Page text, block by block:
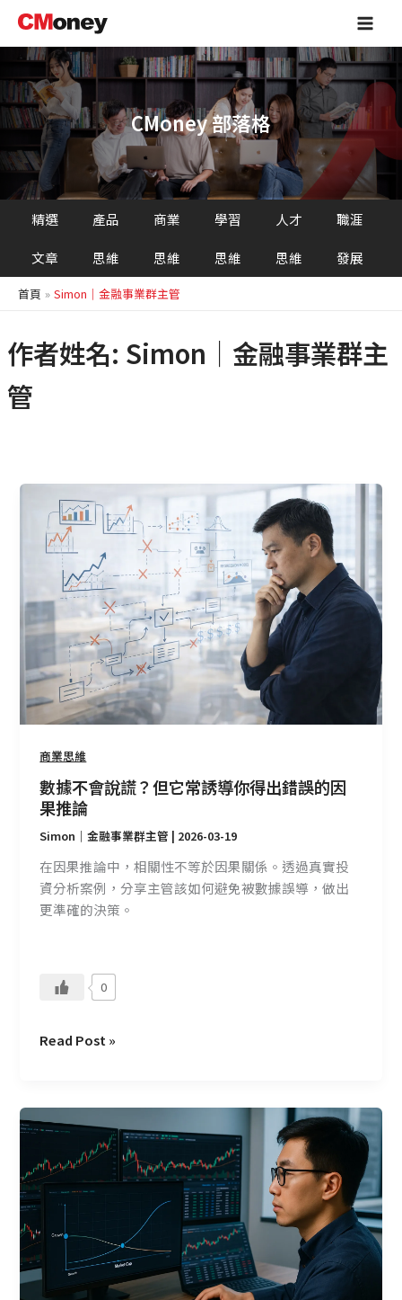
主
容
Main
CMoney 部落格
精選
文章
產品
思維
商業
思維
學習
思維
人才
思維
職涯
發展
首頁 Simon｜金融事業群主管
作者姓名: Simon｜金融事業群主
管
商業思維
數據不會說謊？但它常誘導你得出錯誤的因
果推論
Simon｜金融事業群主管 | 2026-03-19
在因果推論中，相關性不等於因果關係。透過真實投
資分析案例，分享主管該如何避免被數據誤導，做出
更準確的決策。
0
據
不
會
謊？
但
常
誘
導
你
得
錯
誤
的
因
果
推
Read Post »
無
法
合
理
解
的
數